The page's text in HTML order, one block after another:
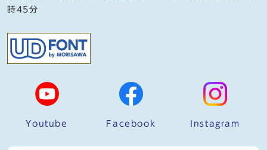
時45分
Youtube Facebook Instagram